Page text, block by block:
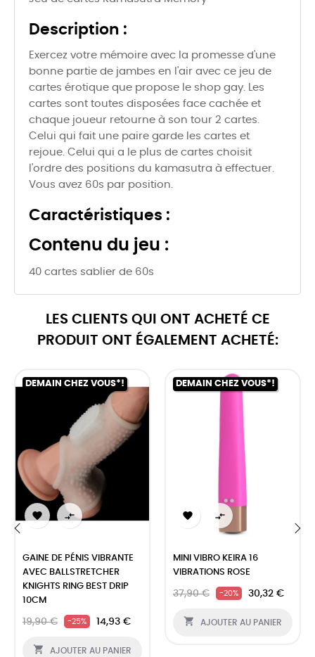
Description :
Exercez votre mémoire avec la promesse d'une
bonne partie de jambes en l'air avec ce jeu de
cartes érotique que propose le shop gay. Les
cartes sont toutes disposées face cachée et
chaque joueur retourne à son tour 2 cartes.
Celui qui fait une paire garde les cartes et
rejoue. Celui qui a le plus de cartes choisit
l'ordre des positions du kamasutra à effectuer.
Vous avez 60s par position.
Caractéristiques :
Contenu du jeu :
40 cartes sablier de 60s
LES CLIENTS QUI ONT ACHETÉ CE
PRODUIT ONT ÉGALEMENT ACHETÉ:
DEMAIN CHEZ VOUS*!
 
GAINE DE PÉNIS VIBRANTE
AVEC BALLSTRETCHER
KNIGHTS RING BEST DRIP
10CM
19,90 € -25% 14,93 €
 AJOUTER AU PANIER
DEMAIN CHEZ VOUS*!
 
MINI VIBRO KEIRA 16
VIBRATIONS ROSE
37,90 € -20% 30,32 €
 AJOUTER AU PANIER